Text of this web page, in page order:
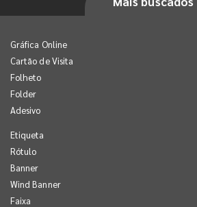
Gráfica Online
Cartão de Visita
Folheto
Folder
Adesivo
Etiqueta
Rótulo
Banner
Wind Banner
Faixa